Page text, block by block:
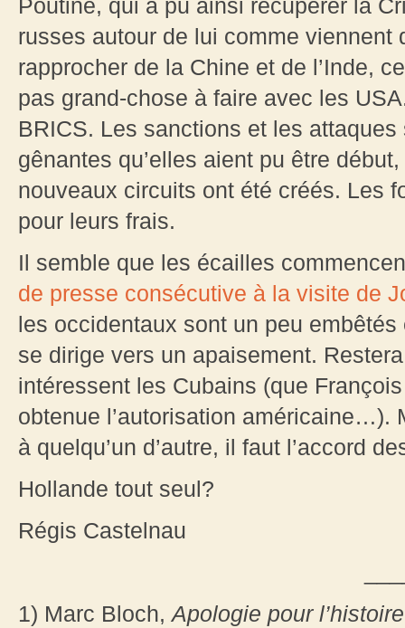
Poutine, qui a pu ainsi récupérer la
russes autour de lui comme
rapprocher de la Chine et de l’Inde,
pas grand-chose à faire avec les
BRICS. Les sanctions et les
gênantes qu’elles aient pu être
nouveaux circuits ont été créés. Les
pour leurs frais.
Il semble que les écailles
de presse consécutive à la visite de
les occidentaux sont un peu embêtés
se dirige vers un apaisement.
intéressent les Cubains (que
obtenue l’autorisation américaine…).
à quelqu’un d’autre, il faut l’accord
Hollande tout seul?
Régis Castelnau
1) Marc Bloch,Apologie pour l’histoire